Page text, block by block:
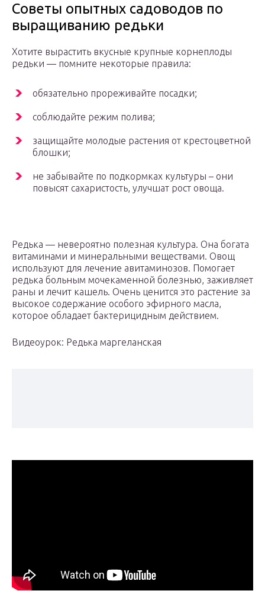
Советы опытных садоводов по
выращиванию редьки
Хотите вырастить вкусные крупные корнеплоды
редьки — помните некоторые правила:
обязательно прореживайте посадки;
соблюдайте режим полива;
защищайте молодые растения от крестоцветной
блошки;
не забывайте по подкормках культуры – они
повысят сахаристость, улучшат рост овоща.
Редька — невероятно полезная культура. Она богата
витаминами и минеральными веществами. Овощ
используют для лечение авитаминозов. Помогает
редька больным мочекаменной болезнью, заживляет
раны и лечит кашель. Очень ценится это растение за
высокое содержание особого эфирного масла,
которое обладает бактерицидным действием.
Видеоурок: Редька маргеланская